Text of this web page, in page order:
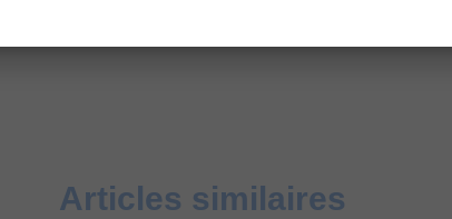
Articles similaires